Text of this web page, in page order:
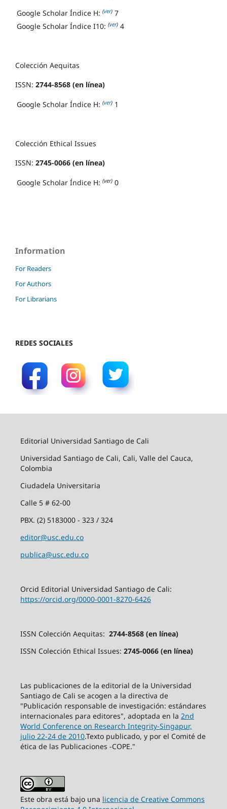
Google Scholar Índice H: (ver) 7
Google Scholar Índice I10: (ver) 4
Colección Aequitas
ISSN: 2744-8568 (en línea)
Google Scholar Índice H: (ver) 1
Colección Ethical Issues
ISSN: 2745-0066 (en línea)
Google Scholar Índice H: (ver) 0
Information
For Readers
For Authors
For Librarians
REDES SOCIALES
Editorial Universidad Santiago de Cali
Universidad Santiago de Cali, Cali, Valle del Cauca,
Colombia
Ciudadela Universitaria
Calle 5 # 62-00
PBX. (2) 5183000 - 323 / 324
editor@usc.edu.co
publica@usc.edu.co
Orcid Editorial Universidad Santiago de Cali:
https://orcid.org/0000-0001-8270-6426
ISSN Colección Aequitas: 2744-8568 (en línea)
ISSN Colección Ethical Issues: 2745-0066 (en línea)
Las publicaciones de la editorial de la Universidad
Santiago de Cali se acogen a la directiva de
"Publicación responsable de investigación: estándares
internacionales para editores", adoptada en la 2nd
World Conference on Research Integrity-Singapur,
julio 22-24 de 2010.Texto publicado, y por el Comité de
ética de las Publicaciones -COPE."
Este obra está bajo una licencia de Creative Commons